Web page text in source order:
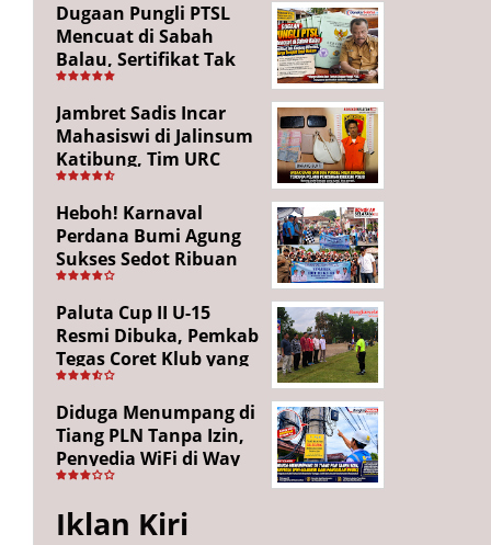
Dugaan Pungli PTSL
Mencuat di Sabah
Balau, Sertifikat Tak
Kunjung Diterima,
Warga Tempuh Jalur
Hukum
Jambret Sadis Incar
Mahasiswi di Jalinsum
Katibung, Tim URC
Ringkus Pelaku dan
Sita Barang Bukti
Heboh! Karnaval
Perdana Bumi Agung
Sukses Sedot Ribuan
Penonton, Enam
Lingkungan Tampil All
Out
Paluta Cup II U-15
Resmi Dibuka, Pemkab
Tegas Coret Klub yang
Gunakan Pemain Luar
Daerah
Diduga Menumpang di
Tiang PLN Tanpa Izin,
Penyedia WiFi di Way
Kanan Mangkir dari
Iklan Kiri